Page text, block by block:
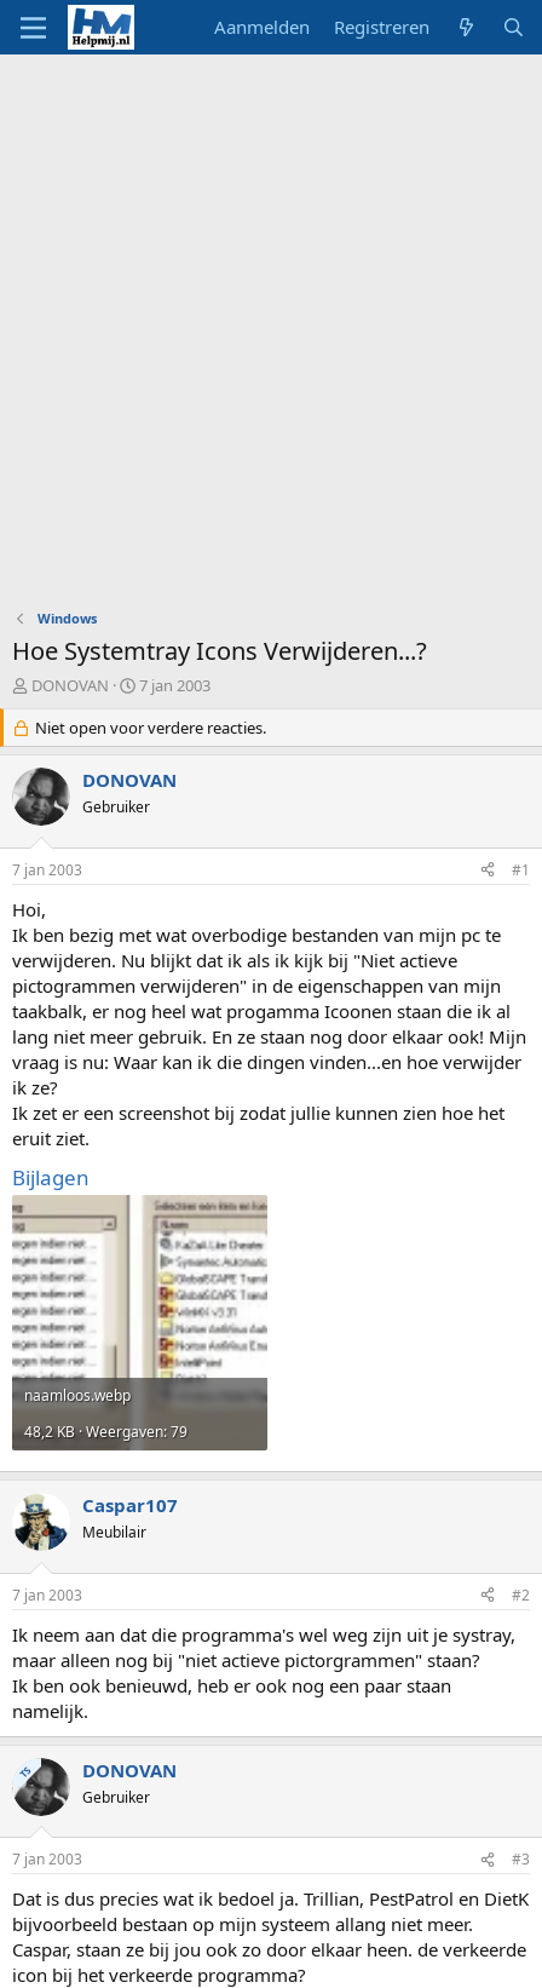
Aanmelden Registreren
Windows
Hoe Systemtray Icons Verwijderen...?
O
d
e
r
w
e
s
t
a
r
t
e
r
DONOVAN
S
a
r
t
d
a
m
7 jan 2003
Niet open voor verdere reacties.
DONOVAN
Gebruiker
7 jan 2003 #1
Hoi,
Ik ben bezig met wat overbodige bestanden van mijn pc te
verwijderen. Nu blijkt dat ik als ik kijk bij "Niet actieve
pictogrammen verwijderen" in de eigenschappen van mijn
taakbalk, er nog heel wat progamma Icoonen staan die ik al
lang niet meer gebruik. En ze staan nog door elkaar ook! Mijn
vraag is nu: Waar kan ik die dingen vinden...en hoe verwijder
ik ze?
Ik zet er een screenshot bij zodat jullie kunnen zien hoe het
eruit ziet.
Bijlagen
naamloos.webp
48,2 KB · Weergaven: 79
Caspar107
Meubilair
7 jan 2003 #2
Ik neem aan dat die programma's wel weg zijn uit je systray,
maar alleen nog bij "niet actieve pictorgrammen" staan?
Ik ben ook benieuwd, heb er ook nog een paar staan
namelijk.
TS DONOVAN
Gebruiker
7 jan 2003 #3
Dat is dus precies wat ik bedoel ja. Trillian, PestPatrol en DietK
bijvoorbeeld bestaan op mijn systeem allang niet meer.
Caspar, staan ze bij jou ook zo door elkaar heen. de verkeerde
icon bij het verkeerde programma?